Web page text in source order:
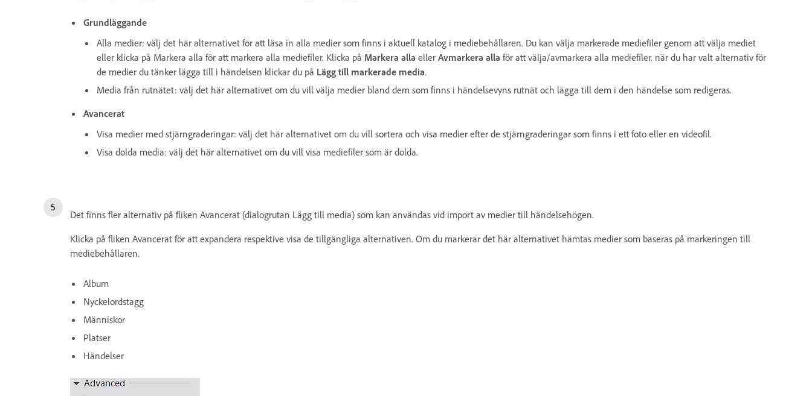
Grundläggande
Alla medier: välj det här alternativet för att läsa in alla medier som finns i aktuell katalog i mediebehållaren. Du kan välja markerade mediefiler genom att välja mediet
eller klicka på Markera alla för att markera alla mediefiler. Klicka på Markera alla eller Avmarkera alla för att välja/avmarkera alla mediefiler. när du har valt alternativ för
de medier du tänker lägga till i händelsen klickar du på Lägg till markerade media.
Media från rutnätet: välj det här alternativet om du vill välja medier bland dem som finns i händelsevyns rutnät och lägga till dem i den händelse som redigeras.
Avancerat
Visa medier med stjärngraderingar: välj det här alternativet om du vill sortera och visa medier efter de stjärngraderingar som finns i ett foto eller en videofil.
Visa dolda media: välj det här alternativet om du vill visa mediefiler som är dolda.
Det finns fler alternativ på fliken Avancerat (dialogrutan Lägg till media) som kan användas vid import av medier till händelsehögen.
Klicka på fliken Avancerat för att expandera respektive visa de tillgängliga alternativen. Om du markerar det här alternativet hämtas medier som baseras på markeringen till
mediebehållaren.
Album
Nyckelordstagg
Människor
Platser
Händelser